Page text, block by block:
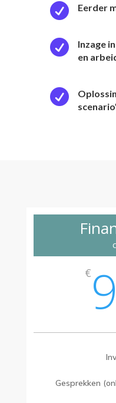
 Eerder

Inzage
en

€
Gesprekken